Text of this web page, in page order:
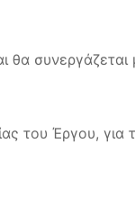
συνεργάζεται
του Έργου,